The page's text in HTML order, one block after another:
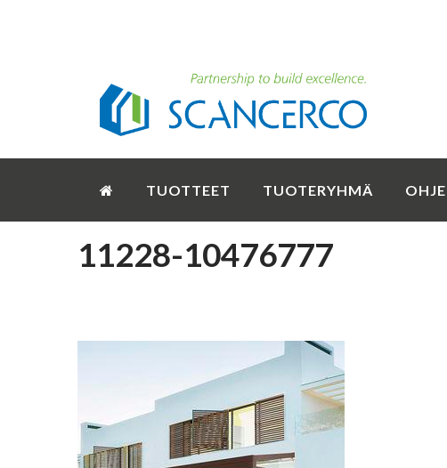
TUOTTEET TUOTERYHMÄ
11228-10476777